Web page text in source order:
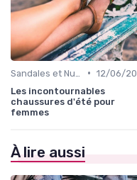
• 12/06/
Les incontournables
chaussures d'été pour
femmes
À lire aussi